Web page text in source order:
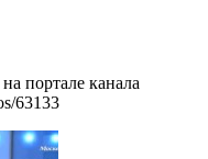
портале канала
63133